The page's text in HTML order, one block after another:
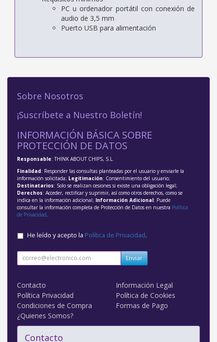
PC u ordenador portátil con conexión de
audio de 3,5 mm
Puerto USB para alimentación
Sobre Nosotros
¡Suscríbete a Nuestro Boletín!
INFORMACIÓN BÁSICA SOBRE
PROTECCIÓN DE DATOS
Responsable: THINK ABOUT CHIPS, S.L.
Finalidad: Responder las consultas planteadas por el usuario y enviarle la
información solicitada; Legitimación: Consentimiento del usuario;
Destinatarios: Solo se realizan cesiones si existe una obligación legal;
Derechos: Acceder, rectificar y suprimir, así como otros derechos, como se
indica en la información adicional; Información Adicional: Puede
consultar la información completa de Protección de Datos en nuestra Política
de Privacidad
He leído y acepto la Política de Privacidad.
Enviar
Contacto
Información Legal
Política Privacidad
Política de Cookies
Condiciones de Compra
Formas de Pago
¿Quienes Somos?
Contacto